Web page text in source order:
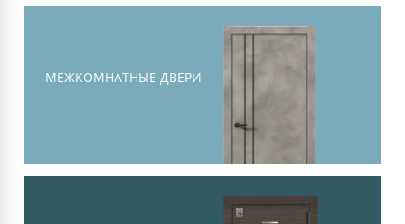
Тоскана
шумоизоляции
МЕЖКОМНАТНЫЕ ДВЕРИ